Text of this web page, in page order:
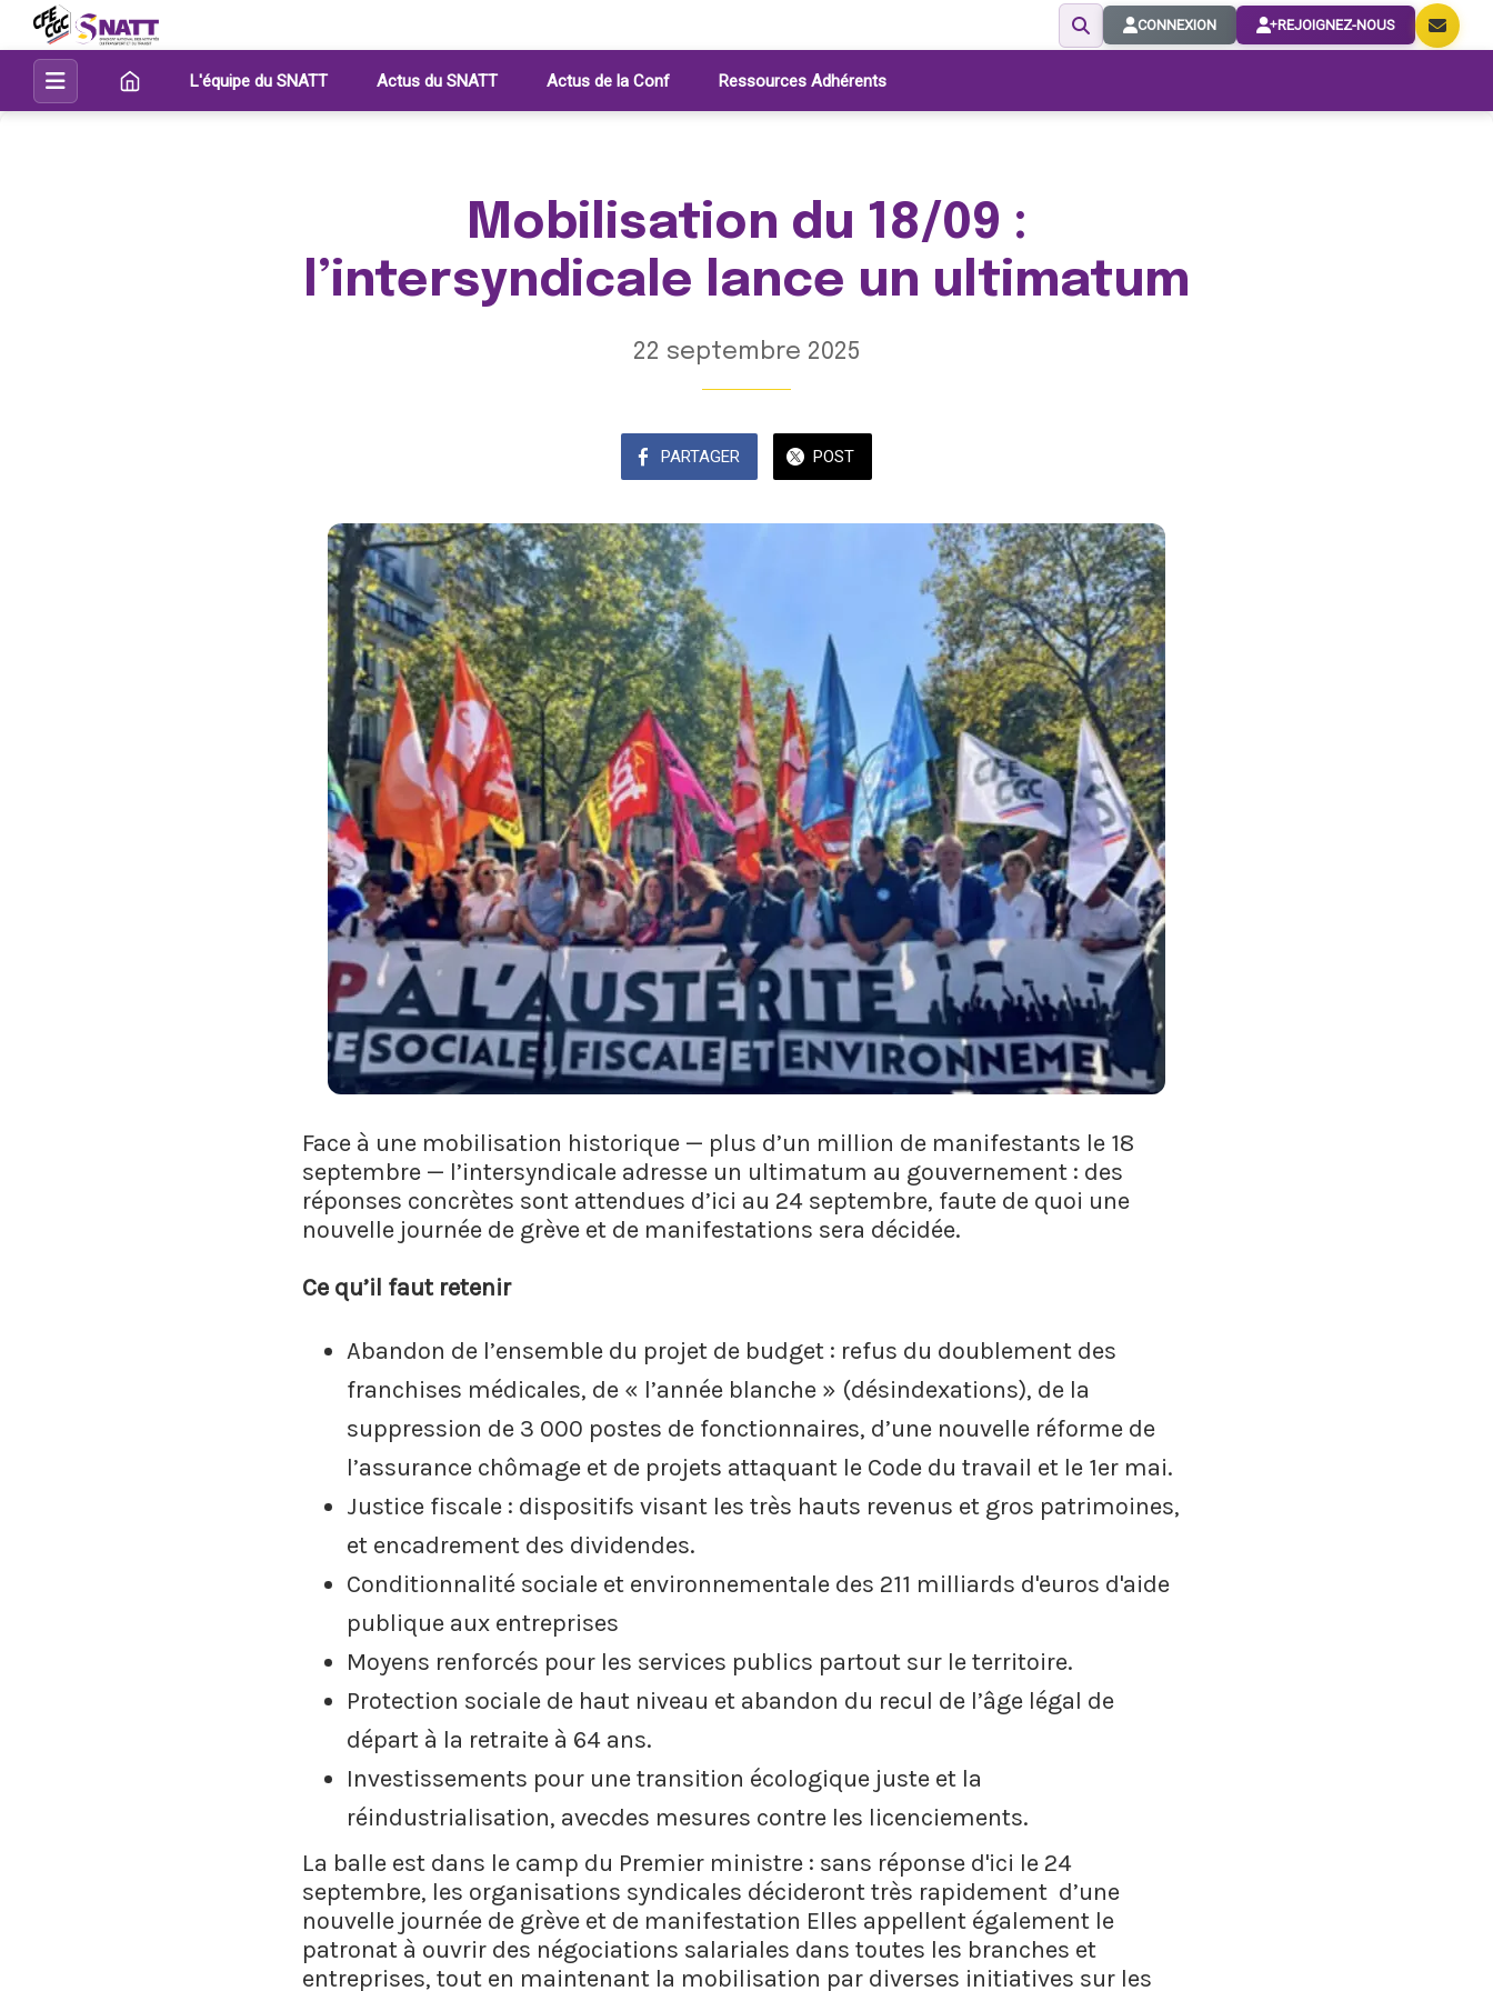
CONNEXION REJOIGNEZ-NOUS
L'équipe du SNATT Actus du SNATT Actus de la Conf Ressources Adhérents
Mobilisation du 18/09 :
l’intersyndicale lance un ultimatum
22 septembre 2025
PARTAGER POST
Face à une mobilisation historique — plus d’un million de manifestants le 18
septembre — l’intersyndicale adresse un ultimatum au gouvernement : des
réponses concrètes sont attendues d’ici au 24 septembre, faute de quoi une
nouvelle journée de grève et de manifestations sera décidée.
Ce qu’il faut retenir
Abandon de l’ensemble du projet de budget : refus du doublement des
franchises médicales, de « l’année blanche » (désindexations), de la
suppression de 3 000 postes de fonctionnaires, d’une nouvelle réforme de
l’assurance chômage et de projets attaquant le Code du travail et le 1er mai.
Justice fiscale : dispositifs visant les très hauts revenus et gros patrimoines,
et encadrement des dividendes.
Conditionnalité sociale et environnementale des 211 milliards d'euros d'aide
publique aux entreprises
Moyens renforcés pour les services publics partout sur le territoire.
Protection sociale de haut niveau et abandon du recul de l’âge légal de
départ à la retraite à 64 ans.
Investissements pour une transition écologique juste et la
réindustrialisation, avecdes mesures contre les licenciements.
La balle est dans le camp du Premier ministre : sans réponse d'ici le 24
septembre, les organisations syndicales décideront très rapidement d’une
nouvelle journée de grève et de manifestation Elles appellent également le
patronat à ouvrir des négociations salariales dans toutes les branches et
entreprises, tout en maintenant la mobilisation par diverses initiatives sur les